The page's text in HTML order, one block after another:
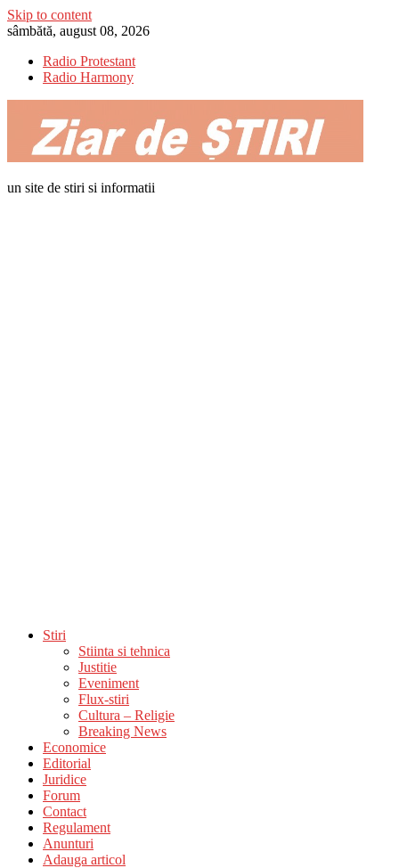
Skip to content
sâmbătă, august 08, 2026
Radio Protestant
Radio Harmony
un site de stiri si informatii
Stiri
Stiinta si tehnica
Justitie
Eveniment
Flux-stiri
Cultura – Religie
Breaking News
Economice
Editorial
Juridice
Forum
Contact
Regulament
Anunturi
Adauga articol